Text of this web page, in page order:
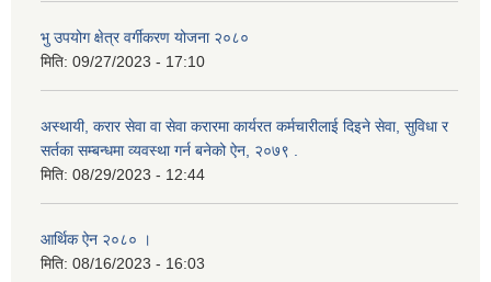
भु उपयोग क्षेत्र वर्गीकरण योजना २०८०
मिति: 09/27/2023 - 17:10
अस्थायी, करार सेवा वा सेवा करारमा कार्यरत कर्मचारीलाई दिइने सेवा, सुविधा र
सर्तका सम्बन्धमा व्यवस्था गर्न बनेको ऐन, २०७९ ‍.
मिति: 08/29/2023 - 12:44
आर्थिक ऐन २०८० ।
मिति: 08/16/2023 - 16:03